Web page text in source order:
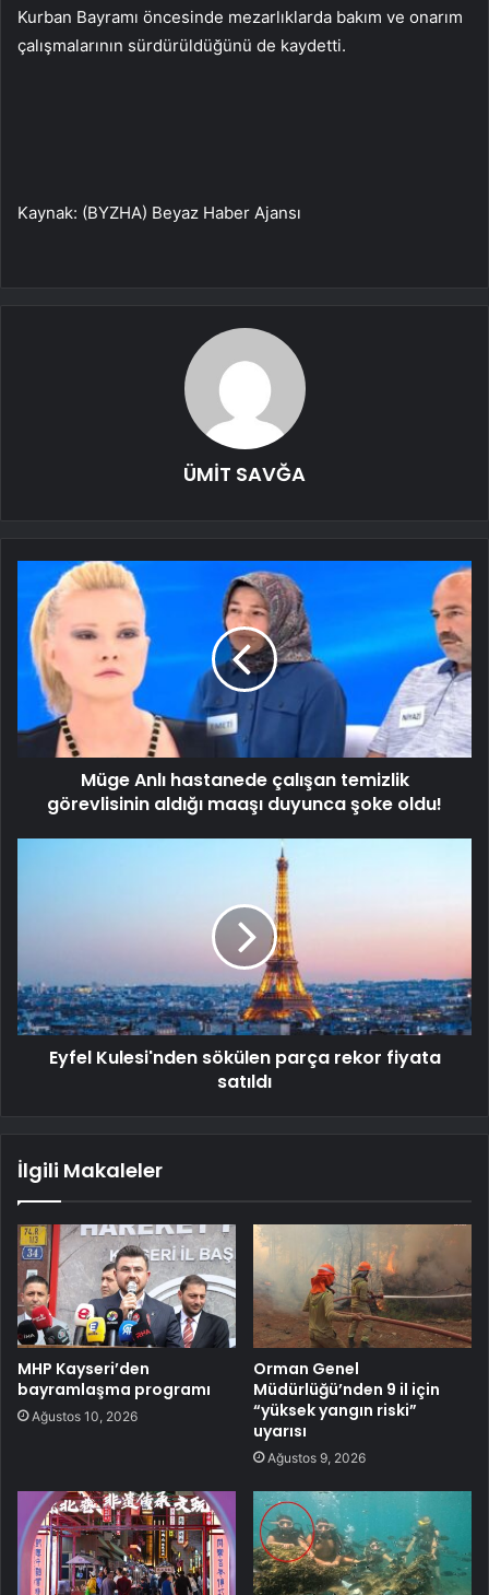
Kurban Bayramı öncesinde mezarlıklarda bakım ve onarım
çalışmalarının sürdürüldüğünü de kaydetti.
Kaynak: (BYZHA) Beyaz Haber Ajansı
ÜMİT SAVĞA
Müge Anlı hastanede çalışan temizlik
görevlisinin aldığı maaşı duyunca şoke oldu!
Eyfel Kulesi'nden sökülen parça rekor fiyata
satıldı
İlgili Makaleler
MHP Kayseri’den
bayramlaşma programı
Ağustos 10, 2026
Orman Genel
Müdürlüğü’nden 9 il için
“yüksek yangın riski”
uyarısı
Ağustos 9, 2026